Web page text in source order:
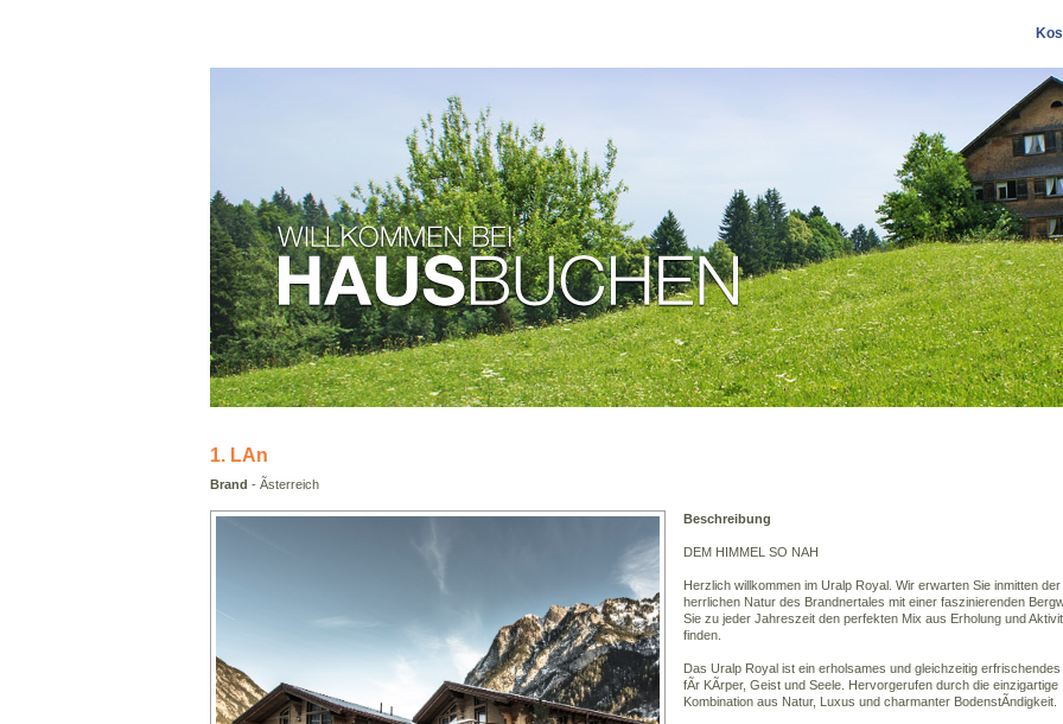
1. LÃn
Brand - Ãsterreich
Beschreibung
DEM HIMMEL SO NAH
Herzlich willkommen im Uralp Royal. Wir erwarten Sie inmitten der
herrlichen Natur des Brandnertales mit einer faszinierenden
Sie zu jeder Jahreszeit den perfekten Mix aus Erholung und
finden.
Das Uralp Royal ist ein erholsames und gleichzeitig erfrischendes
fÃr KÃrper, Geist und Seele. Hervorgerufen durch die einzigartige
Kombination aus Natur, Luxus und charmanter BodenstÃndigkeit.